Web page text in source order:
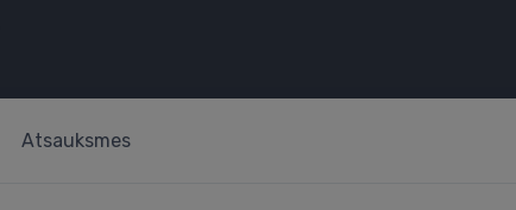
Atsauksmes